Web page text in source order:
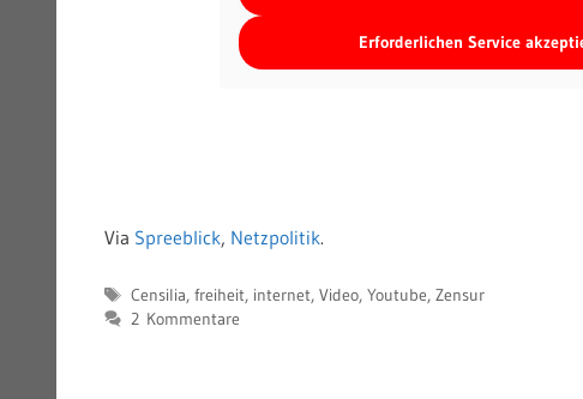
Erforderlichen Service
Via Spreeblick, Netzpolitik.
Schlagwörter
Censilia, freiheit, internet, Video, Youtube, Zensur
2 Kommentare